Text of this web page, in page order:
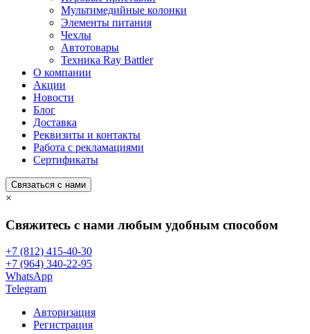
Мультимедийные колонки
Элементы питания
Чехлы
Автотовары
Техника Ray Battler
О компании
Акции
Новости
Блог
Доставка
Реквизиты и контакты
Работа с рекламациями
Сертификаты
Связаться с нами
×
Свяжитесь с нами любым удобным способом
+7 (812) 415-40-30
+7 (964) 340-22-95
WhatsApp
Telegram
Авторизация
Регистрация